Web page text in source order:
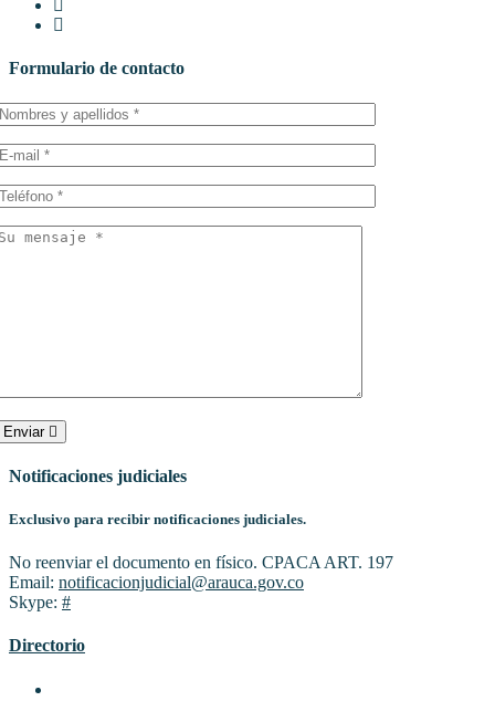
Formulario de contacto
Enviar
Notificaciones judiciales
Exclusivo para recibir notificaciones judiciales.
No reenviar el documento en físico. CPACA ART. 197
Email: notificacionjudicial@arauca.gov.co
Skype: #
Directorio